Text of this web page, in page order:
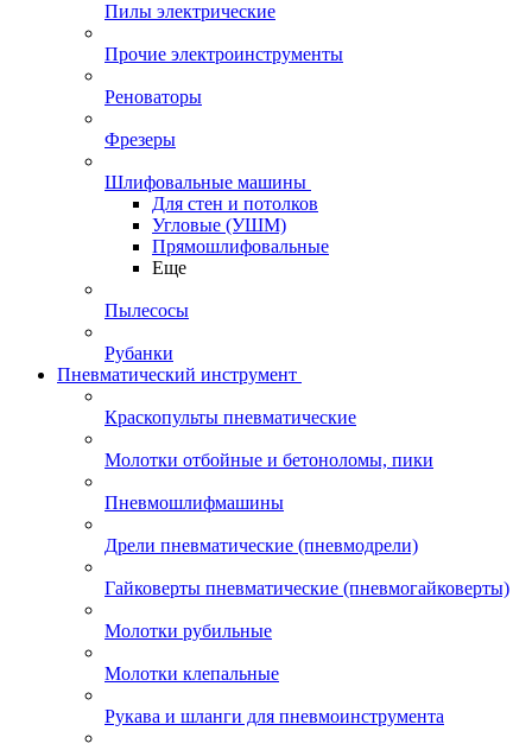
Пилы электрические
Прочие электроинструменты
Реноваторы
Фрезеры
Шлифовальные машины
Для стен и потолков
Угловые (УШМ)
Прямошлифовальные
Еще
Пылесосы
Рубанки
Пневматический инструмент
Краскопульты пневматические
Молотки отбойные и бетоноломы, пики
Пневмошлифмашины
Дрели пневматические (пневмодрели)
Гайковерты пневматические (пневмогайковерты)
Молотки рубильные
Молотки клепальные
Рукава и шланги для пневмоинструмента